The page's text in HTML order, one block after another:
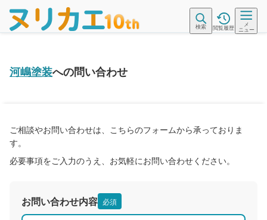
検索 閲覧履歴
メ
ニュー
河嶋塗装への問い合わせ
ご相談やお問い合わせは、こちらのフォームから承っておりま
す。
必要事項をご入力のうえ、お気軽にお問い合わせください。
お問い合わせ内容 必須